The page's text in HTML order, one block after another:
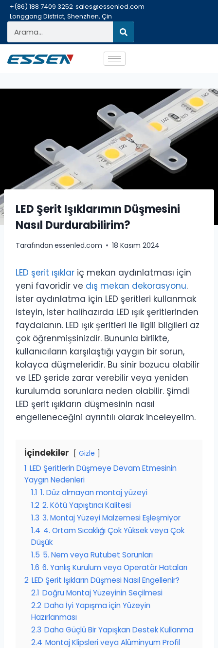
+(86) 188 7409 3252 sales@essenled.com
Longgang District, Shenzhen, Çin
LED Şerit Işıklarımın Düşmesini
Nasıl Durdurabilirim?
Tarafından essenled.com 18 Kasım 2024
LED şerit ışıklar iç mekan aydınlatması için
yeni favoridir ve dış mekan dekorasyonu.
İster aydınlatma için LED şeritleri kullanmak
isteyin, ister halihazırda LED ışık şeritlerinden
faydalanın. LED ışık şeritleri ile ilgili bilgileri az
çok öğrenmişsinizdir. Bununla birlikte,
kullanıcıların karşılaştığı yaygın bir sorun,
kolayca düşmeleridir. Bu sinir bozucu olabilir
ve LED şeride zarar verebilir veya yeniden
kurulumda sorunlara neden olabilir. Şimdi
LED şerit ışıkların düşmesinin nasıl
engelleneceğini ayrıntılı olarak inceleyelim.
İçindekiler Gizle
1 LED Şeritlerin Düşmeye Devam Etmesinin
Yaygın Nedenleri
1.1 1. Düz olmayan montaj yüzeyi
1.2 2. Kötü Yapıştırıcı Kalitesi
1.3 3. Montaj Yüzeyi Malzemesi Eşleşmiyor
1.4 4. Ortam Sıcaklığı Çok Yüksek veya Çok
Düşük
1.5 5. Nem veya Rutubet Sorunları
1.6 6. Yanlış Kurulum veya Operatör Hataları
2 LED Şerit Işıkların Düşmesi Nasıl Engellenir?
2.1 Doğru Montaj Yüzeyinin Seçilmesi
2.2 Daha İyi Yapışma için Yüzeyin
Hazırlanması
2.3 Daha Güçlü Bir Yapışkan Destek Kullanma
2.4 Montaj Klipsleri veya Alüminyum Profil